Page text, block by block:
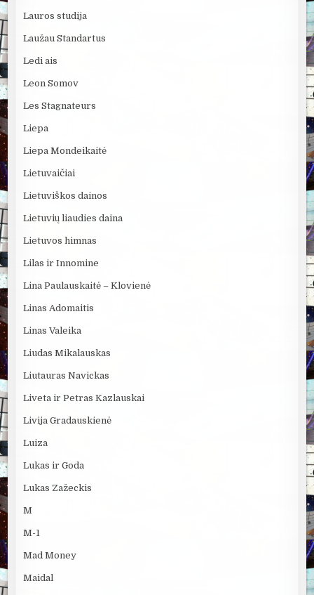
Lauros studija
Laužau Standartus
Ledi ais
Leon Somov
Les Stagnateurs
Liepa
Liepa Mondeikaitė
Lietuvaičiai
Lietuviškos dainos
Lietuvių liaudies daina
Lietuvos himnas
Lilas ir Innomine
Lina Paulauskaitė – Klovienė
Linas Adomaitis
Linas Valeika
Liudas Mikalauskas
Liutauras Navickas
Liveta ir Petras Kazlauskai
Livija Gradauskienė
Luiza
Lukas ir Goda
Lukas Zažeckis
M
M-1
Mad Money
Maidal